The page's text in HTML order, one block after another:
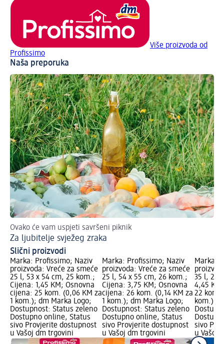
Više proizvoda od
Profissimo
Naša preporuka
Ovako će vam uspjeti savršeni piknik
Za ljubitelje svježeg zraka
Slični proizvodi
Marka: Profissimo; Naziv
proizvoda: Vreće za smeće
25 l, 53 x 54 cm, 25 kom.;
Cijena: 1,45 KM; Osnovna
cijena: 25 kom. (0,06 KM za
1 kom.); dm Marka Logo;
Dostupnost: Status zeleno
Dostupno online, Status
sivo Provjerite dostupnost
u Vašoj dm trgovini
Marka: Profissimo; Naziv
proizvoda: Vreće za smeće
25 l, 54 x 55 cm, 26 kom.;
Cijena: 3,75 KM; Osnovna
cijena: 26 kom. (0,14 KM za
1 kom.); dm Marka Logo;
Dostupnost: Status zeleno
Dostupno online, Status
sivo Provjerite dostupnost
u Vašoj dm trgovini
Marka:
35 l, 22
4,45
22 kom.
kom.);
sivo
u Vašoj